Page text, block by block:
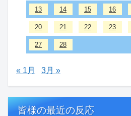
13 14 15 16
20 21 22 23
27 28
« 1月 3月 »
皆様の最近の反応